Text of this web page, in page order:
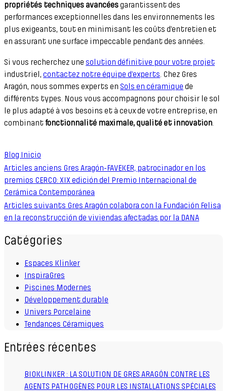
propriétés techniques avancéesgarantissent des
performances exceptionnelles dans les environnements les
plus exigeants, tout en minimisant les coûts d’entretien et
en assurant une surface impeccable pendant des années.
Si vous recherchez une solution définitive pour votre projet
industriel, contactez notre équipe d’experts . Chez Gres
Aragón, nous sommes experts en Sols en céramique de
différents types. Nous vous accompagnons pour choisir le sol
le plus adapté à vos besoins et à ceux de votre entreprise, en
combinantfonctionnalité maximale, qualité et innovation
Blog Inicio
Articles anciens Gres Aragón-FAVEKER, patrocinador en los
premios CERCO: XIX edición del Premio Internacional de
Cerámica Contemporánea
Articles suivants Gres Aragón colabora con la Fundación Felisa
en la reconstrucción de viviendas afectadas por la DANA
Catégories
Espaces Klinker
InspiraGres
Piscines Modernes
Développement durable
Univers Porcelaine
Tendances Céramiques
Entrées récentes
BIOKLINKER : LA SOLUTION DE GRES ARAGÓN CONTRE LES
AGENTS PATHOGÈNES POUR LES INSTALLATIONS SPÉCIALES